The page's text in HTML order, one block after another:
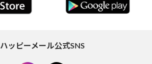
ハッピーメール公式SNS